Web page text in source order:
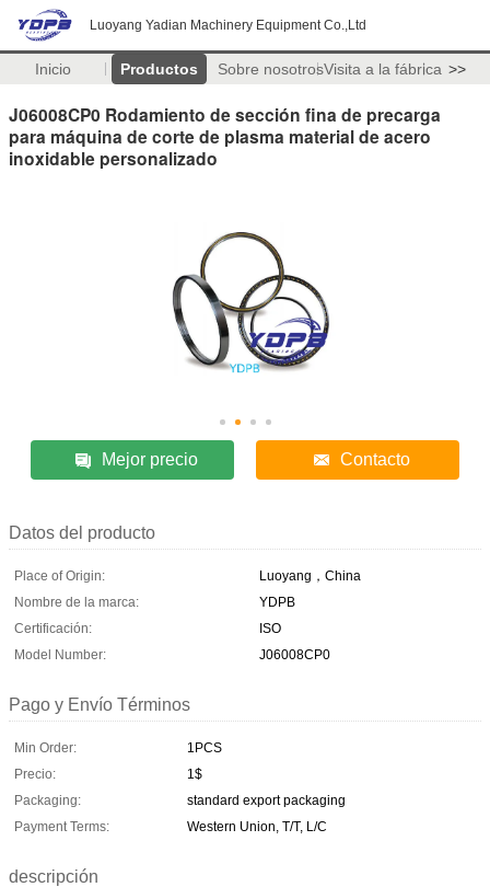
Luoyang Yadian Machinery Equipment Co.,Ltd
Inicio Productos Sobre nosotrosVisita a la fábrica >>
J06008CP0 Rodamiento de sección fina de precarga
para máquina de corte de plasma material de acero
inoxidable personalizado
Mejor precio Contacto
Datos del producto
Place of Origin:
Luoyang，China
Nombre de la marca:
YDPB
Certificación:
ISO
Model Number:
J06008CP0
Pago y Envío Términos
Min Order:
1PCS
Precio:
1$
Packaging:
standard export packaging
Payment Terms:
Western Union, T/T, L/C
descripción